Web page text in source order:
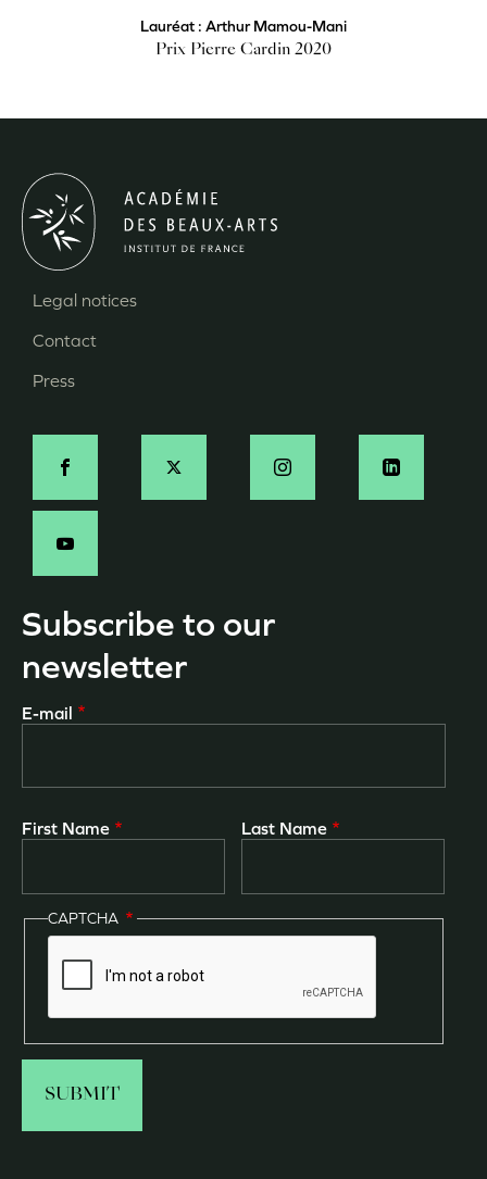
Lauréat : Arthur Mamou-Mani
Prix Pierre Cardin 2020
Pied
de
Legal notices
Contact
Press
Social
-
Subscribe to our
newsletter
E-mail
First Name Last Name
CAPTCHA